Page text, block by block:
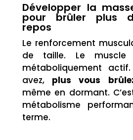
Développer la
pour brûler plus
repos
Le renforcement
de taille. Le
métaboliquement
avez, plus vous
même en dormant.
métabolisme
terme.